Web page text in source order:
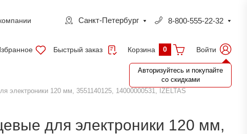
Санкт-Петербург 8-800-555-22-32
Быстрый заказ Корзина 0 Войти
Авторизуйтесь и покупайте
со скидками
электроники 120 мм, 3551140125, 14000000531, IZELTAS
для электроники 120 мм,